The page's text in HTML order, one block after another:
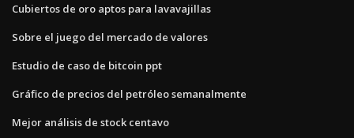
Cubiertos de oro aptos para lavavajillas
Sobre el juego del mercado de valores
Estudio de caso de bitcoin ppt
Gráfico de precios del petróleo semanalmente
Mejor análisis de stock centavo